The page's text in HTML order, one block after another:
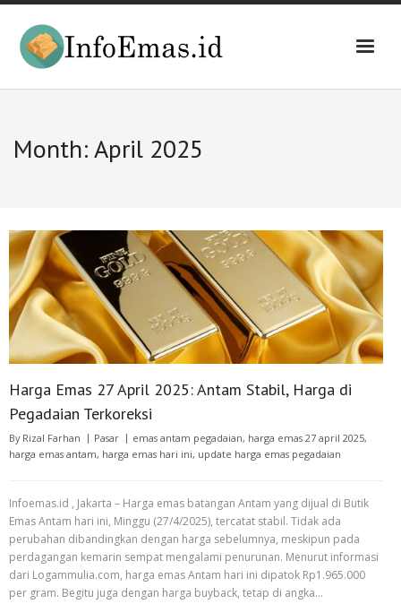
Skip
content
Month:April 2025
Harga Emas 27 April 2025: Antam Stabil, Harga di
Pegadaian Terkoreksi
By Rizal Farhan Pasar emas antam pegadaian, harga emas 27 april 2025,
harga emas antam, harga emas hari ini, update harga emas pegadaian
Infoemas.id , Jakarta – Harga emas batangan Antam yang dijual di Butik
Emas Antam hari ini, Minggu (27/4/2025), tercatat stabil. Tidak ada
perubahan dibandingkan dengan harga sebelumnya, meskipun pada
perdagangan kemarin sempat mengalami penurunan. Menurut informasi
dari Logammulia.com, harga emas Antam hari ini dipatok Rp1.965.000
per gram. Begitu juga dengan harga buyback, tetap di angka…